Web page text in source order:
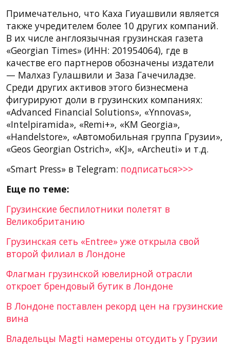
Примечательно, что Каха Гиуашвили является
также учредителем более 10 других компаний.
В их числе англоязычная грузинская газета
«Georgian Times» (ИНН: 201954064), где в
качестве его партнеров обозначены издатели
— Малхаз Гулашвили и Заза Гачечиладзе.
Среди других активов этого бизнесмена
фигурируют доли в грузинских компаниях:
«Advanced Financial Solutions», «Ynnovas»,
«Intelpiramida», «Remi+», «KM Georgia»,
«Handelstore», «Автомобильная группа Грузии»,
«Geos Georgian Ostrich», «KJ», «Archeuti» и т.д.
«Smart Press» в Telegram: подписаться>>>
Еще по теме:
Грузинские беспилотники полетят в
Великобританию
Грузинская сеть «Entree» уже открыла свой
второй филиал в Лондоне
Флагман грузинской ювелирной отрасли
откроет брендовый бутик в Лондоне
В Лондоне поставлен рекорд цен на грузинские
вина
Владельцы Magti намерены отсудить у Грузии